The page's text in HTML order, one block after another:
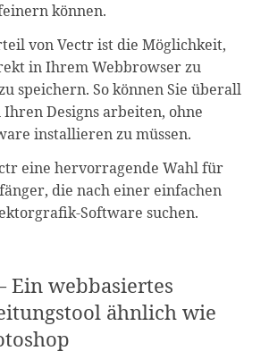
können.
von Vectr ist die Möglichkeit,
in Ihrem Webbrowser zu
speichern. So können Sie überall
Designs arbeiten, ohne
installieren zu müssen.
eine hervorragende Wahl für
die nach einer einfachen
Software suchen.
Ein webbasiertes
ähnlich wie